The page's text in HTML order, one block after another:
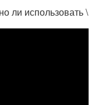
ли использовать \